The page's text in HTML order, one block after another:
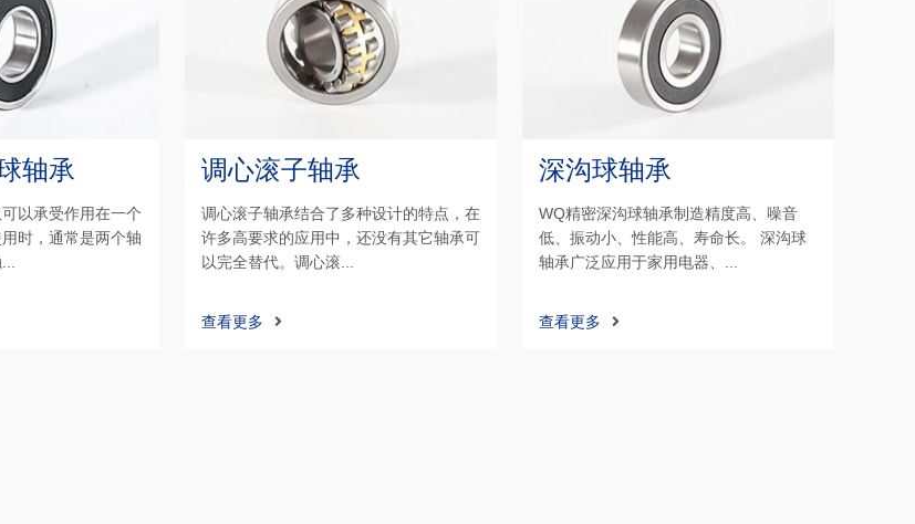
轴承
以承受作用在一个
时，通常是两个轴
调心滚子轴承
调心滚子轴承结合了多种设计的特点，在
许多高要求的应用中，还没有其它轴承可
以完全替代。调心滚...
查看更多
深沟球轴承
WQ精密深沟球轴承制造精度高、噪音
低、振动小、性能高、寿命长。 深沟球
轴承广泛应用于家用电器、...
查看更多